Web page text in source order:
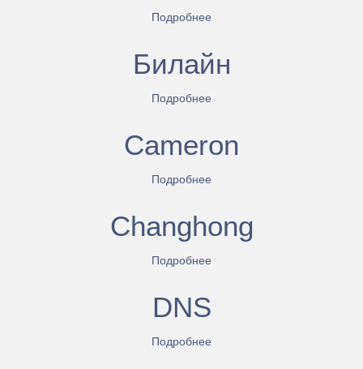
Подробнее
Билайн
Подробнее
Cameron
Подробнее
Changhong
Подробнее
DNS
Подробнее